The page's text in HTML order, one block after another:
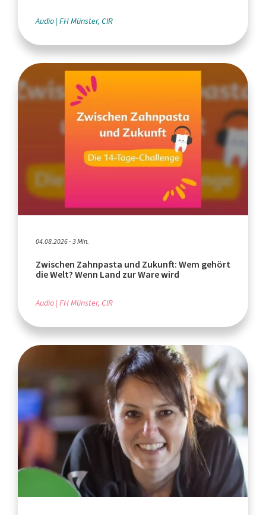
Audio FH Münster, CIR
04.08.2026 - 3 Min.
Zwischen Zahnpasta und Zukunft: Wem gehört
die Welt? Wenn Land zur Ware wird
Audio FH Münster, CIR